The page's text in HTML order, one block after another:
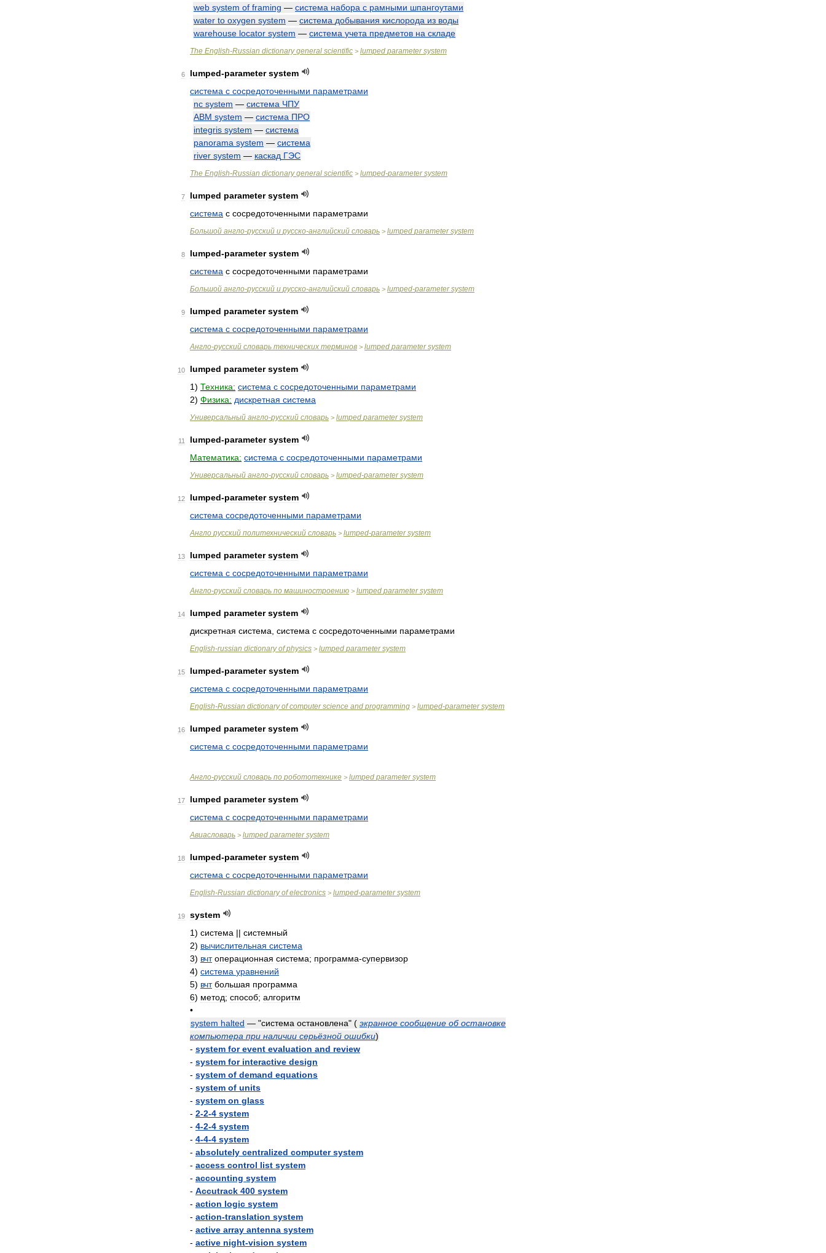
web system of framing — система набора с рамными шпангоутами
water to oxygen system — система добывания кислорода из воды
warehouse locator system — система учета предметов на складе
The English-Russian dictionary general scientific > lumped parameter system
6 lumped-parameter system
система с сосредоточенными параметрами
nc system — система ЧПУ
ABM system — система ПРО
integris system — система
panorama system — система
river system — каскад ГЭС
The English-Russian dictionary general scientific > lumped-parameter system
7 lumped parameter system
система с сосредоточенными параметрами
Большой англо-русский и русско-английский словарь > lumped parameter system
8 lumped-parameter system
система с сосредоточенными параметрами
Большой англо-русский и русско-английский словарь > lumped-parameter system
9 lumped parameter system
система с сосредоточенными параметрами
Англо-русский словарь технических терминов > lumped parameter system
10 lumped parameter system
1) Техника: система с сосредоточенными параметрами
2) Физика: дискретная система
Универсальный англо-русский словарь > lumped parameter system
11 lumped-parameter system
Математика: система с сосредоточенными параметрами
Универсальный англо-русский словарь > lumped-parameter system
12 lumped-parameter system
система сосредоточенными параметрами
Англо русский политехнический словарь > lumped-parameter system
13 lumped parameter system
система с сосредоточенными параметрами
Англо-русский словарь по машиностроению > lumped parameter system
14 lumped parameter system
дискретная система система с сосредоточенными параметрами
English-russian dictionary of physics > lumped parameter system
15 lumped-parameter system
система с сосредоточенными параметрами
English-Russian dictionary of computer science and programming > lumped-parameter system
16 lumped parameter system
система с сосредоточенными параметрами
Англо-русский словарь по робототехнике > lumped parameter system
17 lumped parameter system
система с сосредоточенными параметрами
Авиасловарь > lumped parameter system
18 lumped-parameter system
система с сосредоточенными параметрами
English-Russian dictionary of electronics > lumped-parameter system
19
system
1) система || системный
2) вычислительная система
3) вчт операционная система; программа-супервизор
4) система уравнений
5) вчт большая программа
6) метод; способ; алгоритм
•
system halted — "система остановлена" ( экранное сообщение об остановке
компьютера при наличии серьёзной ошибки)
- system for event evaluation and review
- system for interactive design
- system of demand equations
- system of units
- system on glass
- 2-2-4 system
- 4-2-4 system
- 4-4-4 system
- absolutely centralized computer system
- access control list system
- accounting system
- Accutrack 400 system
- action logic system
- action-translation system
- active array antenna system
- active night-vision system